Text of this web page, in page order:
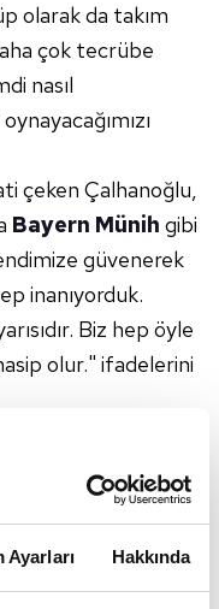
Ayarları Hakkında
olarak da takım
çok tecrübe
nasıl
çeken Çalhanoğlu,
Bayern Münih gibi
güvenerek
inanıyorduk.
Biz hep öyle
olur." ifadelerini
Barcelona ile çok
kendileri için
soruya şu yanıtı